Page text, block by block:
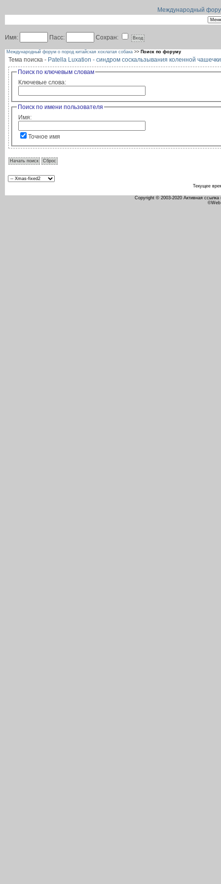
Международный
Имя: Пасс: Сохран:
Международный форум о пород китайская хохлатая собака >> Поиск по форуму
Тема поиска - Patella Luxation - синдром соскальзывания коленной чашечки
Поиск по ключевым словам
Ключевые слова:
Поиск по имени пользователя
Имя:
Точное имя
Текущее
Copyright © 2003-2020 Активная ссылка